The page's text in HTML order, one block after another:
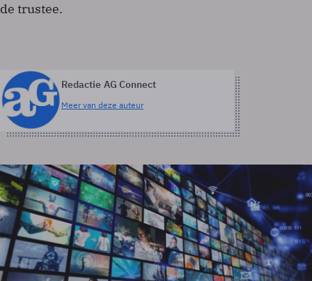
de trustee.
Redactie AG Connect
Meer van deze auteur